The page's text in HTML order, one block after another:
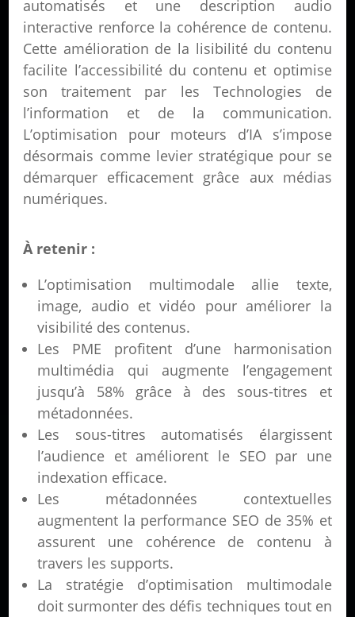
automatisés et une description audio
interactive renforce la cohérence de contenu.
Cette amélioration de la lisibilité du contenu
facilite l’accessibilité du contenu et optimise
son traitement par les Technologies de
l’information et de la communication.
L’optimisation pour moteurs d’IA s’impose
désormais comme levier stratégique pour se
démarquer efficacement grâce aux médias
numériques.
À retenir :
L’optimisation multimodale allie texte,
image, audio et vidéo pour améliorer la
visibilité des contenus.
Les PME profitent d’une harmonisation
multimédia qui augmente l’engagement
jusqu’à 58% grâce à des sous-titres et
métadonnées.
Les sous-titres automatisés élargissent
l’audience et améliorent le SEO par une
indexation efficace.
Les métadonnées contextuelles
augmentent la performance SEO de 35% et
assurent une cohérence de contenu à
travers les supports.
La stratégie d’optimisation multimodale
doit surmonter des défis techniques tout en